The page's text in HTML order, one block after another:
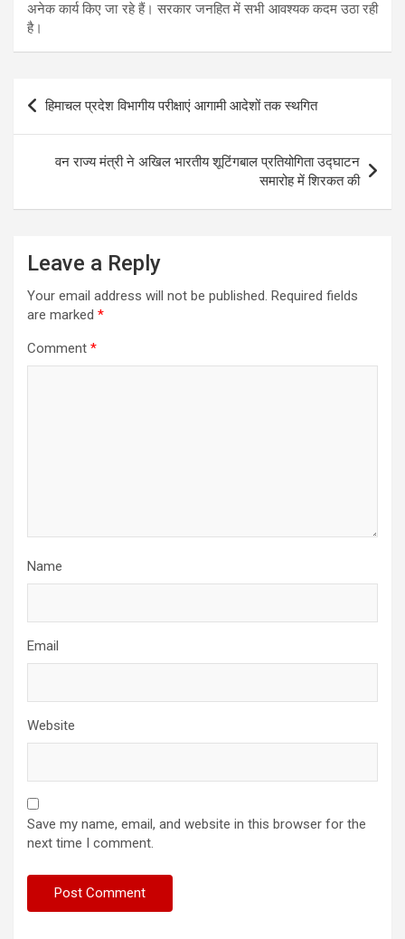
अनेक कार्य किए जा रहे हैं। सरकार जनहित में सभी आवश्यक कदम उठा रही
है।
Post
navigation
हिमाचल प्रदेश विभागीय परीक्षाएं आगामी आदेशों तक स्थगित
वन राज्य मंत्री ने अखिल भारतीय शूटिंगबाल प्रतियोगिता उद्घाटन
समारोह में शिरकत की
Leave a Reply
Your email address will not be published. Required fields
are marked *
Comment *
Name
Email
Website
Save my name, email, and website in this browser for the
next time I comment.